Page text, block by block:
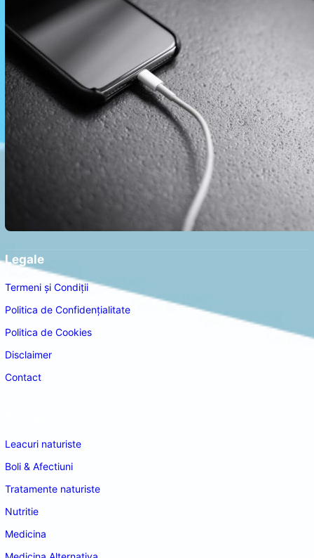
Legale
Termeni și Condiții
Politica de Confidențialitate
Politica de Cookies
Disclaimer
Contact
Leacuri naturiste
Boli & Afectiuni
Tratamente naturiste
Nutritie
Medicina